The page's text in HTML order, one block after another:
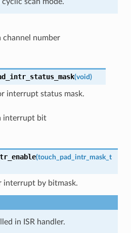
channel number
(void)
interrupt status mask.
interrupt bit
(touch_pad_intr_mask_t
interrupt by bitmask.
in ISR handler.